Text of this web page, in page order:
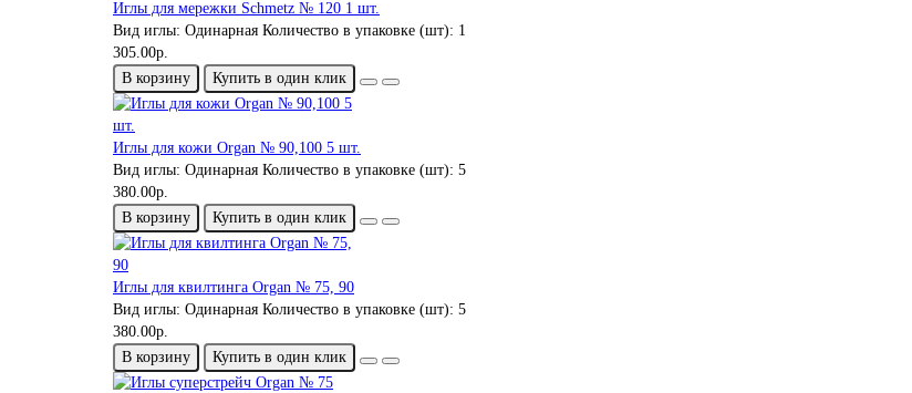
Иглы для мережки Schmetz № 120 1 шт.
Вид иглы: Одинарная Количество в упаковке (шт): 1
305.00р.
В корзину
Купить в один клик
Иглы для кожи Organ № 90,100 5 шт.
Вид иглы: Одинарная Количество в упаковке (шт): 5
380.00р.
В корзину
Купить в один клик
Иглы для квилтинга Organ № 75, 90
Вид иглы: Одинарная Количество в упаковке (шт): 5
380.00р.
В корзину
Купить в один клик